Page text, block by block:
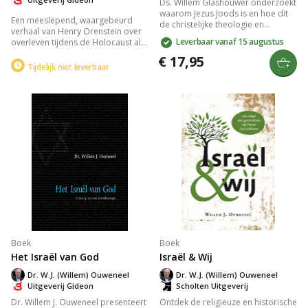
Een meeslepend, waargebeurd
verhaal van Henry Orenstein over
overleven tijdens de Holocaust als
tussen hoop en vrees, de brute
realiteit van de
ongelooflijke veerkracht van
menselijke wilskracht in een
verscheurd Europa.
Tijdelijk niet leverbaar
Ds. Willem Glashouwer onderzoekt
waarom Jezus Joods is en hoe dit
de christelijke theologie en
perceptie van de Messias
beïnvloedde. Met oog voor
historische en theologische
inzichten na de oprichting van
Israël en het aardse Jeruzalem.
Leverbaar vanaf 15 augustus
€ 17,95
Boek
Het Israël van God
Uitgeverij Gideon
Dr. W.J. (Willem) Ouweneel
Dr. Willem J. Ouweneel presenteert
Boek
Israël & Wij
Scholten Uitgeverij
Dr. W.J. (Willem) Ouweneel
Ontdek de religieuze en historische